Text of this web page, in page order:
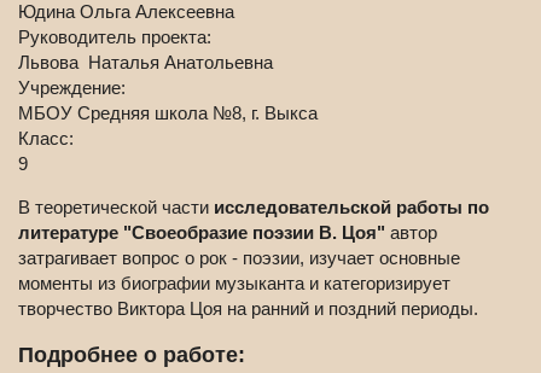
Юдина Ольга Алексеевна
Руководитель проекта:
Львова Наталья Анатольевна
Учреждение:
МБОУ Средняя школа №8, г. Выкса
Класс:
9
В теоретической части исследовательской работы по
литературе "Своеобразие поэзии В. Цоя" автор
затрагивает вопрос о рок - поэзии, изучает основные
моменты из биографии музыканта и категоризирует
творчество Виктора Цоя на ранний и поздний периоды.
Подробнее о работе: